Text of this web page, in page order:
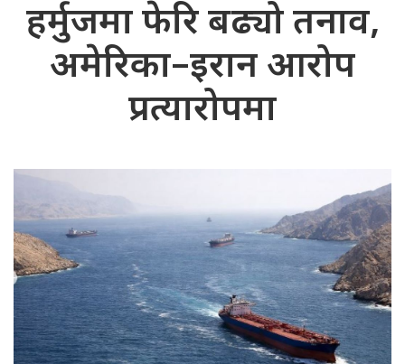
हर्मुजमा फेरि बढ्यो तनाव,
अमेरिका–इरान आरोप
प्रत्यारोपमा